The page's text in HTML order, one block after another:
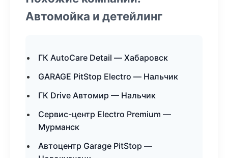
Автомойка и детейлинг
ГК AutoCare Detail — Хабаровск
GARAGE PitStop Electro — Нальчик
ГК Drive Автомир — Нальчик
Сервис-центр Electro Premium —
Мурманск
Автоцентр Garage PitStop —